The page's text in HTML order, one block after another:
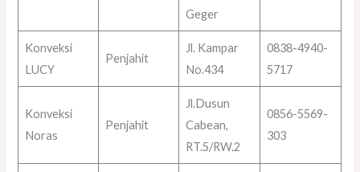
Geger
Konveksi
LUCY
Penjahit
Jl. Kampar
No.434
0838-4940-
5717
Konveksi
Noras
Penjahit
Jl.Dusun
Cabean,
RT.5/RW.2
0856-5569-
303